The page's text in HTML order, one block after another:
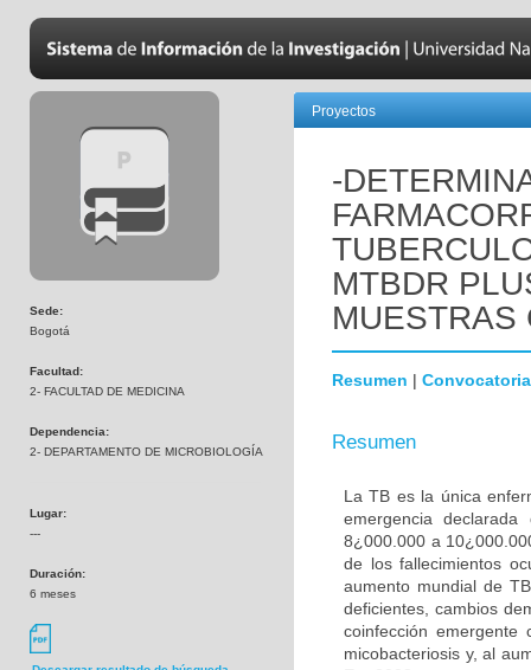
Sede:
Bogotá
Facultad:
2- FACULTAD DE MEDICINA
Dependencia:
2- DEPARTAMENTO DE MICROBIOLOGÍA
Lugar:
---
Duración:
6 meses
Proyectos
-
MTBDR
MUESTRAS
Resumen | Convocatoria
Resumen
La TB es la única
emergencia
8¿000.000 a
de los fallecimientos
aumento mundial de
deficientes, cambios
coinfección
micobacteriosis y, al